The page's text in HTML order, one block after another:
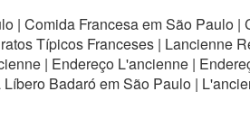
| Comida Francesa em São Paulo
Típicos Franceses | Lancienne
| Endereço L'ancienne |
Badaró em São Paulo |